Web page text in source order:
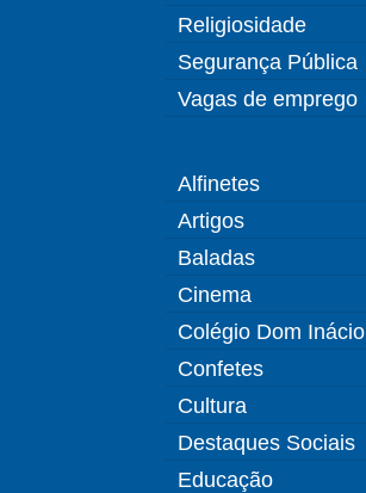
Religiosidade
Segurança Pública
Vagas de emprego
Alfinetes
Artigos
Baladas
Cinema
Colégio Dom Inácio
Confetes
Cultura
Destaques Sociais
Educação